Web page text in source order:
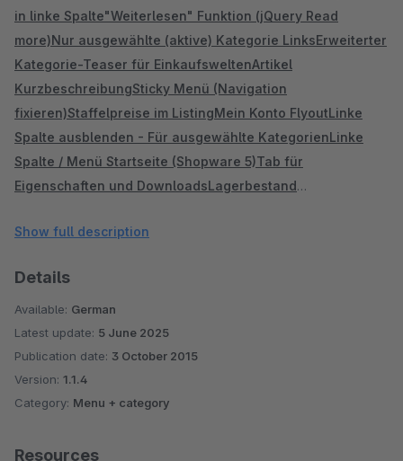
in linke Spalte"Weiterlesen" Funktion (jQuery Read
more)Nur ausgewählte (aktive) Kategorie LinksErweiterter
Kategorie-Teaser für EinkaufsweltenArtikel
KurzbeschreibungSticky Menü (Navigation
fixieren)Staffelpreise im ListingMein Konto FlyoutLinke
Spalte ausblenden - Für ausgewählte KategorienLinke
Spalte / Menü Startseite (Shopware 5)Tab für
Eigenschaften und DownloadsLagerbestand
deaktivierenZubehör-Tab neben der Beschreibung
Show full description
Details
Available: German
Latest update: 5 June 2025
Publication date: 3 October 2015
Version: 1.1.4
Category: Menu + category
Resources